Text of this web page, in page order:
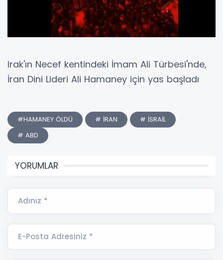
Irak'ın Necef kentindeki İmam Ali Türbesi'nde,
İran Dini Lideri Ali Hamaney için yas başladı
#HAMANEY ÖLDÜ # İRAN
# İSRAİL
# ABD
YORUMLAR
Adınız *
E-Posta Adresiniz *